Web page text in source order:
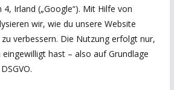
Irland („Google“). Mit Hilfe von
wir, wie du unsere Website
verbessern. Die Nutzung erfolgt nur,
hast – also auf Grundlage